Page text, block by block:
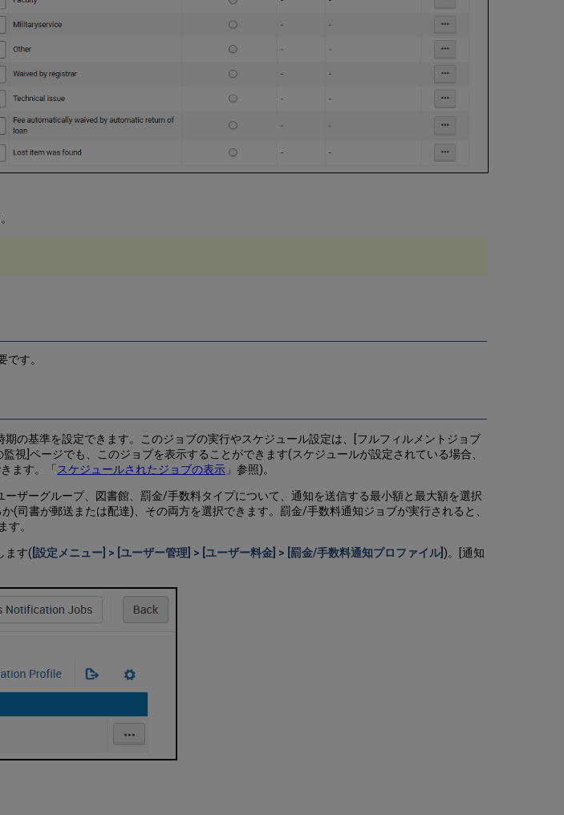
す。
の基準を設定できます。このジョブの実行やスケジュール設定は、[フルフィルメントジョブ
監視]ページでも、このジョブを表示することができます(スケジュールが設定されている場合、
ます。「 スケジュールされたジョブの表示 」参照)。
ザーグループ、図書館、罰金/手数料タイプについて、通知を送信する最小額と最大額を選択
司書が郵送または配達)、その両方を選択できます。罰金/手数料通知ジョブが実行されると、
す。
ます( [設定メニュー] > [ユーザー管理] > [ユーザー料金] > [罰金/手数料通知プロファイル] )。[通知